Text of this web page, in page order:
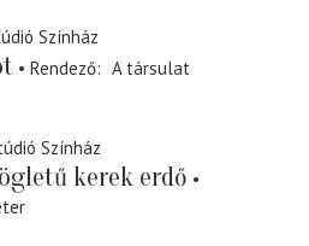
Színház
Rendező
A társulat
Színház
kerek erdő